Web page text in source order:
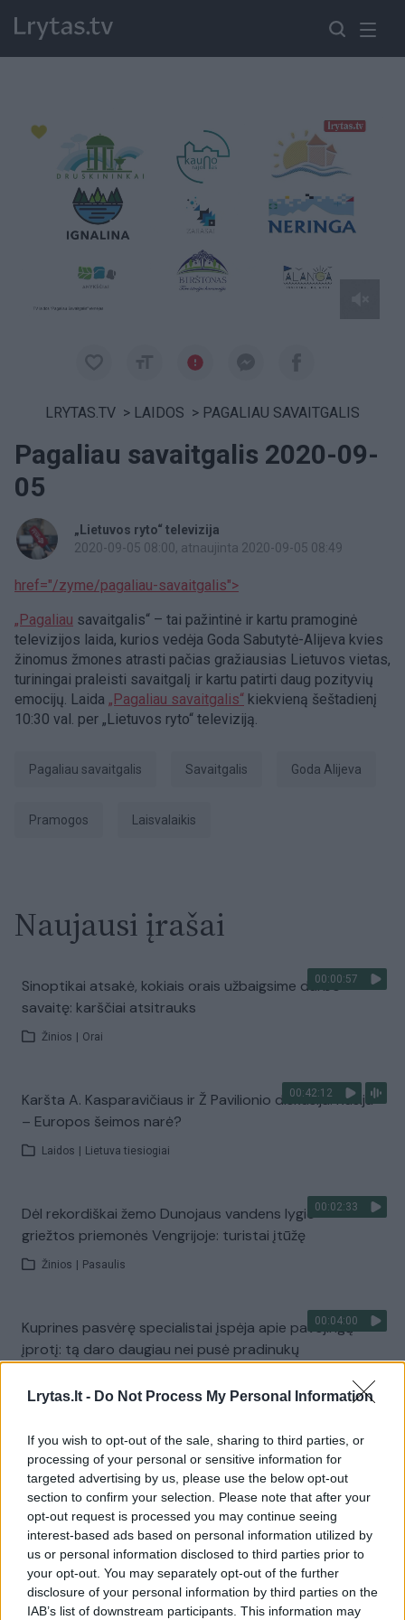
Lrytas.lt - Do Not Process My Personal Information
If you wish to opt-out of the sale, sharing to third parties, or
processing of your personal or sensitive information for
targeted advertising by us, please use the below opt-out
section to confirm your selection. Please note that after your
opt-out request is processed you may continue seeing
interest-based ads based on personal information utilized by
us or personal information disclosed to third parties prior to
your opt-out. You may separately opt-out of the further
disclosure of your personal information by third parties on the
IAB’s list of downstream participants. This information may
Paremkite Ukrainą
LRYTAS.TV > LAIDOS > PAGALIAU SAVAITGALIS
Pagaliau savaitgalis 2020-09-
05
„Lietuvos ryto“ televizija
2020-09-05 08:00, atnaujinta 2020-09-05 08:49
href="/zyme/pagaliau-savaitgalis">
„Pagaliau savaitgalis“ – tai pažintinė ir kartu pramoginė
televizijos laida, kurios vedėja Goda Sabutytė-Alijeva kvies
žinomus žmones atrasti pačias gražiausias Lietuvos vietas,
turiningai praleisti savaitgalį ir kartu patirti daug pozityvių
emocijų. Laida „Pagaliau savaitgalis“ kiekvieną šeštadienį
10:30 val. per „Lietuvos ryto“ televiziją.
Pagaliau savaitgalis savaitgalis Goda Alijeva
Pramogos Laisvalaikis
Naujausi įrašai
00:00:57
Sinoptikai atsakė, kokiais orais užbaigsime darbo
savaitę: karščiai atsitrauks
Žinios Orai
00:42:12
Karšta A. Kasparavičiaus ir Ž Pavilionio diskusija: Rusija
– Europos šeimos narė?
Laidos Lietuva tiesiogiai
00:02:33
Dėl rekordiškai žemo Dunojaus vandens lygio –
griežtos priemonės Vengrijoje: turistai įtūžę
Žinios Pasaulis
00:04:00
Kuprines pasvėrę specialistai įspėja apie pavojingą
įprotį: tą daro daugiau nei pusė pradinukų
Visi įrašai
Žiūrimiausi įrašai
Vaizdai iš tragiškos avarijos Vilniaus r.: dviejų moterų ir
vaiko gyvybių išgelbėti nepavyko